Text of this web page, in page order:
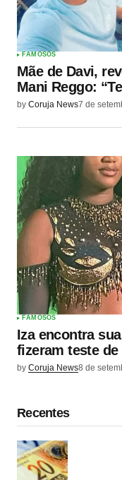
FAMOSOS
Mãe de Davi,
Mani Reggo:
by Coruja News7 de
FAMOSOS
Iza encontra
fizeram teste de
by Coruja News8 de
Recentes